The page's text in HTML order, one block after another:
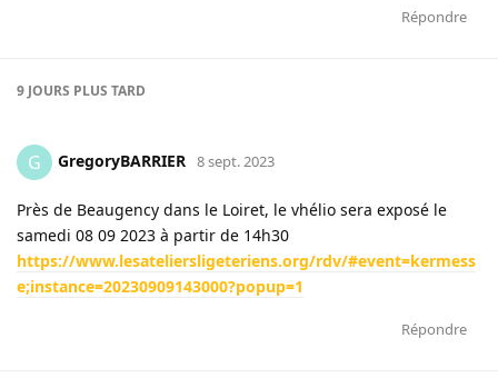
Répondre
9 JOURS PLUS TARD
G GregoryBARRIER 8 sept. 2023
Près de Beaugency dans le Loiret, le vhélio sera exposé le
samedi 08 09 2023 à partir de 14h30
https://www.lesateliersligeteriens.org/rdv/#event=kermess
e;instance=20230909143000?popup=1
Répondre